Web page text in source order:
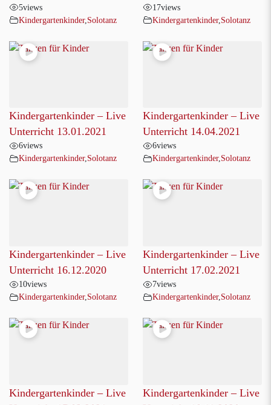
5views
Kindergartenkinder, Solotanz
17views
Kindergartenkinder, Solotanz
Kindergartenkinder – Live
Unterricht 13.01.2021
6views
Kindergartenkinder,Solotanz
Kindergartenkinder – Live
Unterricht 14.04.2021
6views
Kindergartenkinder,Solotanz
Kindergartenkinder – Live
Unterricht 16.12.2020
10views
Kindergartenkinder, Solotanz
Kindergartenkinder – Live
Unterricht 17.02.2021
7views
Kindergartenkinder, Solotanz
Kindergartenkinder – Live
Kindergartenkinder – Live